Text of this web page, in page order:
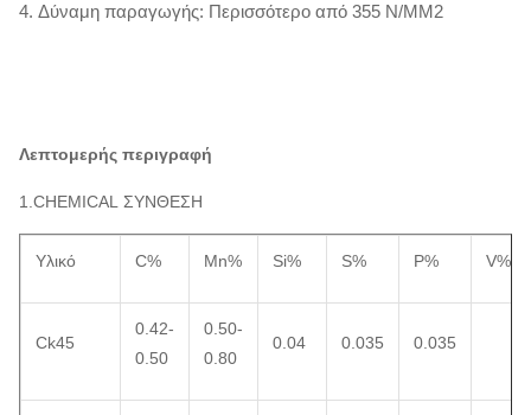
4. Δύναμη παραγωγής: Περισσότερο από 355 N/MM2
Λεπτομερής περιγραφή
1.CHEMICAL ΣΥΝΘΕΣΗ
Υλικό C% Mn% Si% S% P% V%
Ck45
0.42-
0.50
0.50-
0.80
0.04 0.035 0.035